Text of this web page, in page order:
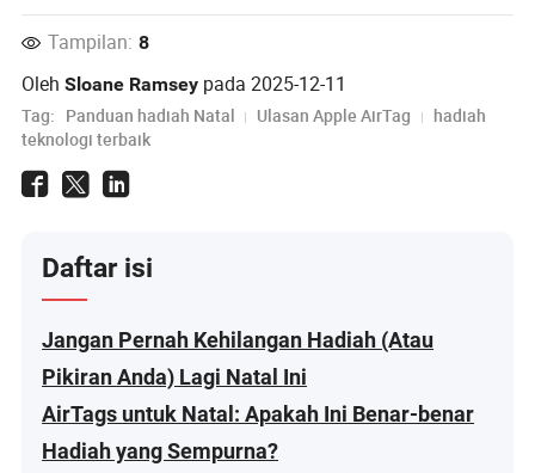
Tampilan: 8
OlehSloane Ramsey pada2025-12-11
Tag: Panduan hadiah Natal Ulasan Apple AirTag
hadiah
teknologi terbaik
Daftar isi
Jangan Pernah Kehilangan Hadiah (Atau
Pikiran Anda) Lagi Natal Ini
AirTags untuk Natal: Apakah Ini Benar-benar
Hadiah yang Sempurna?